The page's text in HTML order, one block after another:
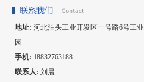
地址: 河北泊头工业开发区一号路6号工业
园
手机: 18832763188
联系人: 刘晨